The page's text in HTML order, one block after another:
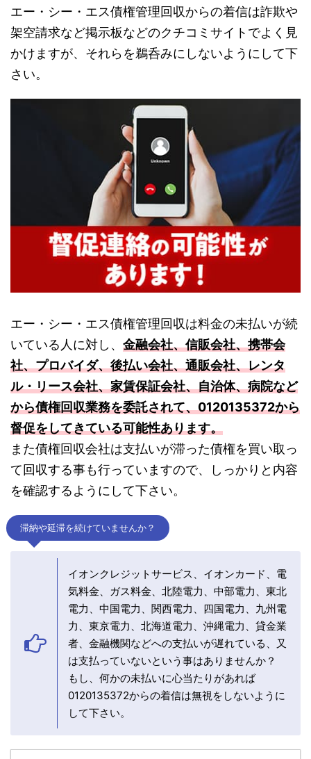
エー・シー・エス債権管理回収からの着信は詐欺や
架空請求など掲示板などのクチコミサイトでよく見
かけますが、それらを鵜呑みにしないようにして下
さい。
エー・シー・エス債権管理回収は料金の未払いが続
いている人に対し、 金融会社、信販会社、携帯会
社、プロバイダ、後払い会社、通販会社、レンタ
ル・リース会社、家賃保証会社、自治体、病院など
から債権回収業務を委託されて、0120135372から
督促をしてきている可能性あります。
また債権回収会社は支払いが滞った債権を買い取っ
て回収する事も行っていますので、しっかりと内容
を確認するようにして下さい。
滞納や延滞を続けていませんか？
イオンクレジットサービス、イオンカード、電
気料金、ガス料金、北陸電力、中部電力、東北
電力、中国電力、関西電力、四国電力、九州電
力、東京電力、北海道電力、沖縄電力、貸金業
者、金融機関などへの支払いが遅れている、又
は支払っていないという事はありませんか？
もし、何かの未払いに心当たりがあれば
0120135372からの着信は無視をしないように
して下さい。